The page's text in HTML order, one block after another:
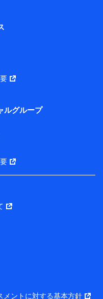
ルグループ
メントに対する基本方針